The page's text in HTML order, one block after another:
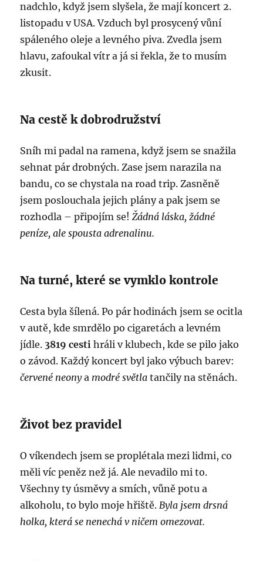
nadchlo, když jsem slyšela, že mají koncert 2.
listopadu v USA. Vzduch byl prosycený vůní
spáleného oleje a levného piva. Zvedla jsem
hlavu, zafoukal vítr a já si řekla, že to musím
zkusit.
Na cestě k dobrodružství
Sníh mi padal na ramena, když jsem se snažila
sehnat pár drobných. Zase jsem narazila na
bandu, co se chystala na road trip. Zasněně
jsem poslouchala jejich plány a pak jsem se
rozhodla – připojím se!Žádná láska, žádné
peníze, ale spousta adrenalinu.
Na turné, které se vymklo kontrole
Cesta byla šílená. Po pár hodinách jsem se ocitla
v autě, kde smrdělo po cigaretách a levném
jídle. 3819 cesti hráli v klubech, kde se pilo jako
o závod. Každý koncert byl jako výbuch barev:
červené neonya modré světla tančily na stěnách.
Život bez pravidel
O víkendech jsem se proplétala mezi lidmi, co
měli víc peněz než já. Ale nevadilo mi to.
Všechny ty úsměvy a smích, vůně potu a
alkoholu, to bylo moje hřiště.Byla jsem drsná
holka, která se nenechá v ničem omezovat.